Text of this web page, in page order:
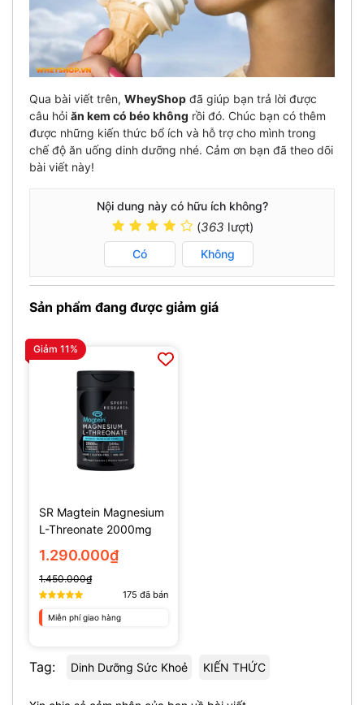
Qua bài viết trên, WheyShop đã giúp bạn trả lời được
câu hỏi ăn kem có béo không rồi đó. Chúc bạn có thêm
được những kiến thức bổ ích và hỗ trợ cho mình trong
chế độ ăn uống dinh dưỡng nhé. Cảm ơn bạn đã theo dõi
bài viết này!
Nội dung này có hữu ích không?
(363 lượt)
Có Không
Sản phẩm đang được giảm giá
Giảm 11%
SR Magtein Magnesium
L-Threonate 2000mg
(135 Viên)
1.290.000₫
1.450.000₫
175 đã bán
Miễn phí giao hàng
Tag: Dinh Dưỡng Sức Khoẻ KIẾN THỨC